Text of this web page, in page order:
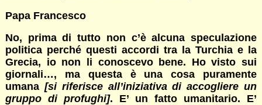
Papa Francesco
No, prima di tutto non c’è alcuna speculazione
politica perché questi accordi tra la Turchia e la
Grecia, io non li conoscevo bene. Ho visto sui
giornali…, ma questa è una cosa puramente
umana [si riferisce all’iniziativa di accogliere un
gruppo di profughi]. E’ un fatto umanitario. E’